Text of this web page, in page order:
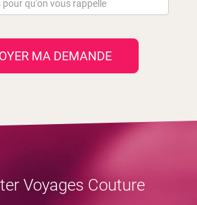
MA DEMANDE
Voyages Couture